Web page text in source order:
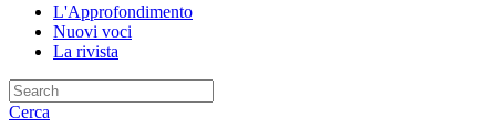
L'Approfondimento
Nuovi voci
La rivista
Cerca